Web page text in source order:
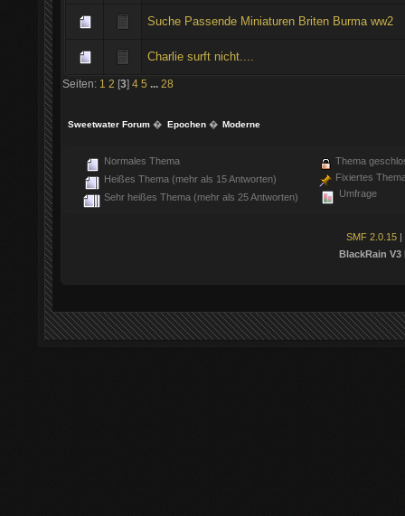
Suche Passende Miniaturen Briten Burma ww2
Charlie surft nicht....
Seiten: 1 2 [3] 4 5 28
Sweetwater Forum � Epochen� Moderne
Normales Thema
Heißes Thema (mehr als 15 Antworten)
Sehr heißes Thema (mehr als 25 Antworten)
Thema
Fixiertes
Umfrage
SMF 2.0.15 |
BlackRain V3